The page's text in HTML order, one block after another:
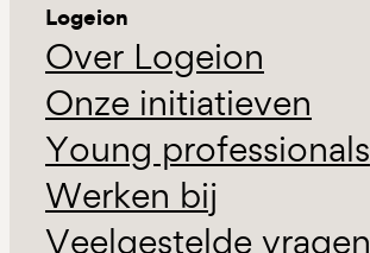
Logeion
Over Logeion
Onze initiatieven
Young professionals
Werken bij
Veelgestelde vragen